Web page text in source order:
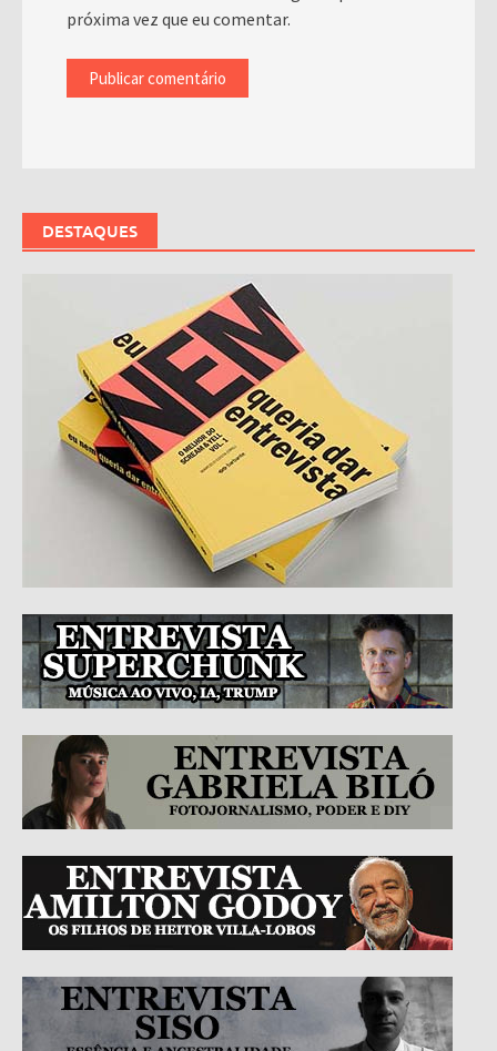
próxima vez que eu comentar.
DESTAQUES